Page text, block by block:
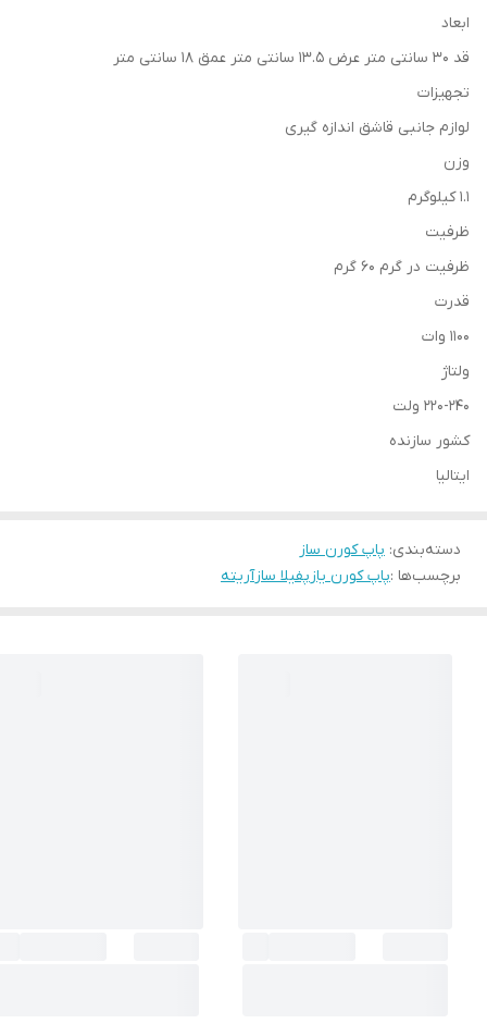
ابعاد
قد 30 سانتی متر عرض 13.5 سانتی متر عمق 18 سانتی متر
تجهیزات
لوازم جانبی قاشق اندازه گیری
وزن
1.1 کیلوگرم
ظرفیت
ظرفیت در گرم 60 گرم
قدرت
1100 وات
ولتاژ
220-240 ولت
کشور سازنده
ایتالیا
دسته‌بندی: پاپ کورن ساز
برچسب‌ها :پاپ کورن یازپفیلا سازآریته